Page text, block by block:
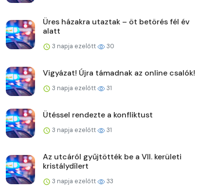
Üres házakra utaztak – öt betörés fél év
alatt
3 napja ezelőtt 30
Vigyázat! Újra támadnak az online csalók!
3 napja ezelőtt 31
Ütéssel rendezte a konfliktust
3 napja ezelőtt 31
Az utcáról gyűjtötték be a VII. kerületi
kristálydílert
3 napja ezelőtt 33